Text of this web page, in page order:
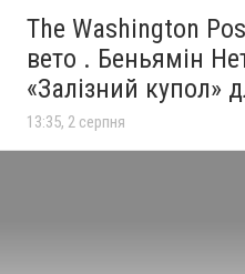
The Washington
вето . Беньямін
«Залізний купол»
13:35, 2 серпня